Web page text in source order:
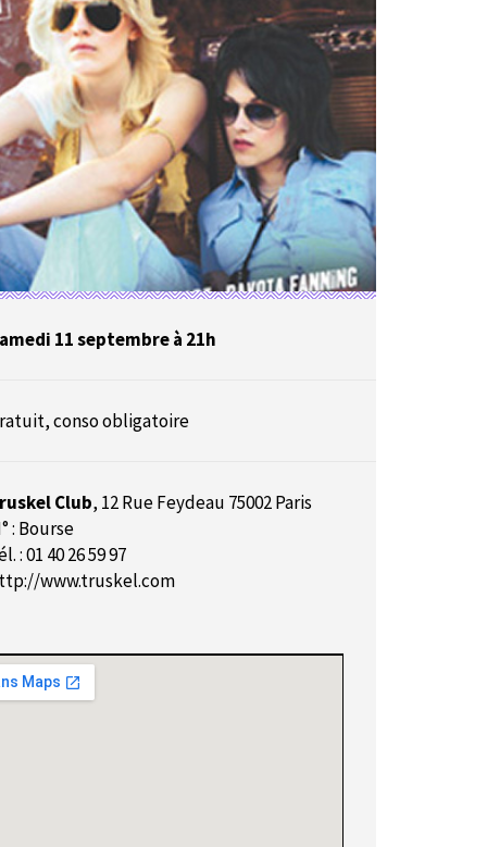
11 septembre à 21h
conso obligatoire
Club, 12 Rue Feydeau 75002 Paris
: Bourse
: 01 40 26 59 97
www.truskel.com